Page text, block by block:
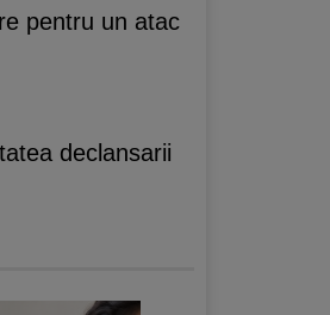
pentru un atac
declansarii